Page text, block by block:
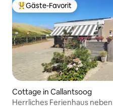
Beliebter Gäste-Favorit.
Gäste-Favorit
Cottage in Callantsoog
Herrliches Ferienhaus